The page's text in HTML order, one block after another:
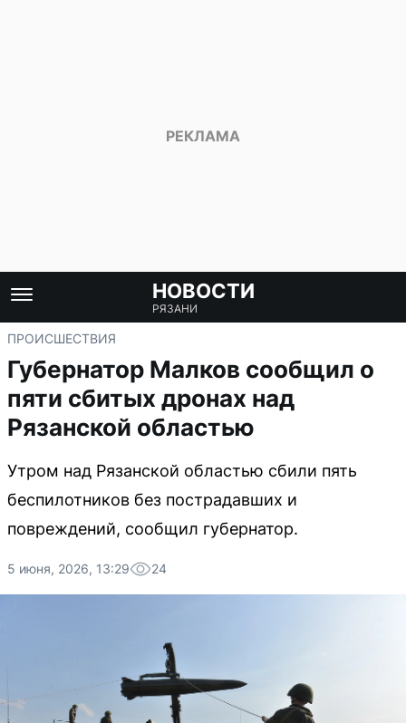
НОВОСТИ
РЯЗАНИ
ПРОИСШЕСТВИЯ
Губернатор Малков сообщил о
пяти сбитых дронах над
Рязанской областью
Утром над Рязанской областью сбили пять
беспилотников без пострадавших и
повреждений, сообщил губернатор.
5 июня, 2026, 13:29 24